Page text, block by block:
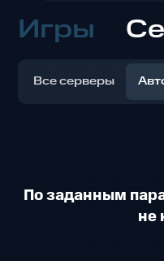
Игры
Все серверы
По заданным
не